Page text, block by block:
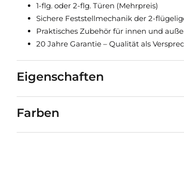
1-flg. oder 2-flg. Türen (Mehrpreis)
Sichere Feststellmechanik der 2-
Praktisches Zubehör für innen und
20 Jahre Garantie – Qualität als
Eigenschaften
Farben